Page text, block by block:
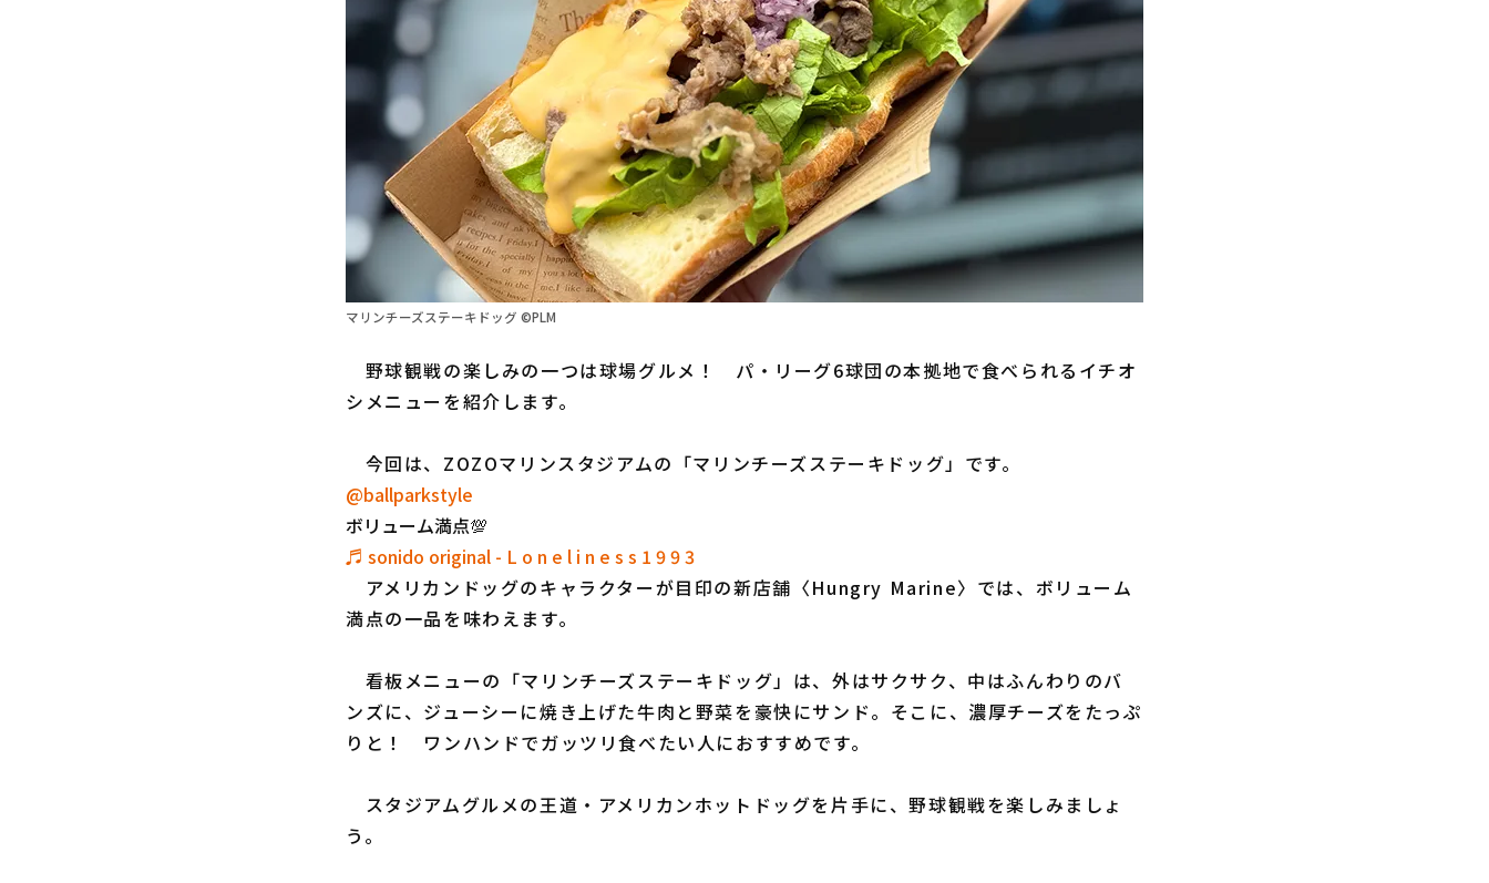
マリンチーズステーキドッグ ©PLM
野球観戦の楽しみの一つは球場グルメ！ パ・リーグ6球団の本拠地で食べられるイチオ
シメニューを紹介します。
今回は、ZOZOマリンスタジアムの「マリンチーズステーキドッグ」です。
@ballparkstyle
ボリューム満点💯
♬ sonido original - L o n e l i n e s s 1 9 9 3
アメリカンドッグのキャラクターが目印の新店舗〈Hungry Marine〉では、ボリューム
満点の一品を味わえます。
看板メニューの「マリンチーズステーキドッグ」は、外はサクサク、中はふんわりのバ
ンズに、ジューシーに焼き上げた牛肉と野菜を豪快にサンド。そこに、濃厚チーズをたっぷ
りと！ ワンハンドでガッツリ食べたい人におすすめです。
スタジアムグルメの王道・アメリカンホットドッグを片手に、野球観戦を楽しみましょ
う。